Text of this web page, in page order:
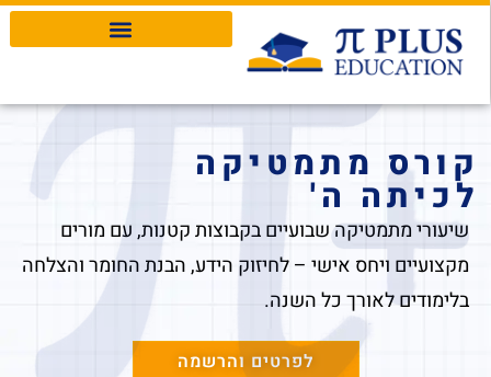
קורס מתמטיקה
לכיתה ה'
שיעורי מתמטיקה שבועיים בקבוצות קטנות, עם מורים
מקצועיים ויחס אישי – לחיזוק הידע, הבנת החומר והצלחה
בלימודים לאורך כל השנה.
לפרטים והרשמה